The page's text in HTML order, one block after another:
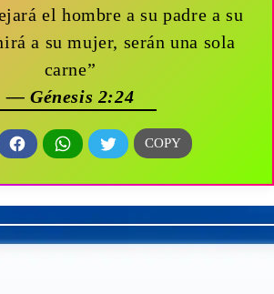
el hombre a su padre a su
a su mujer, serán una sola
carne”
— Génesis 2:24